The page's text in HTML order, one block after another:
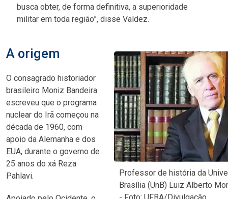
busca obter, de forma definitiva, a superioridade
militar em toda região”, disse Valdez.
Professor de história da
Brasília (UnB) Luiz Alberto
- Foto: UFBA/Divulgação
A origem
O consagrado historiador
brasileiro Moniz Bandeira
escreveu que o programa
nuclear do Irã começou na
década de 1960, com
apoio da Alemanha e dos
EUA, durante o governo de
25 anos do xá Reza
Pahlavi.